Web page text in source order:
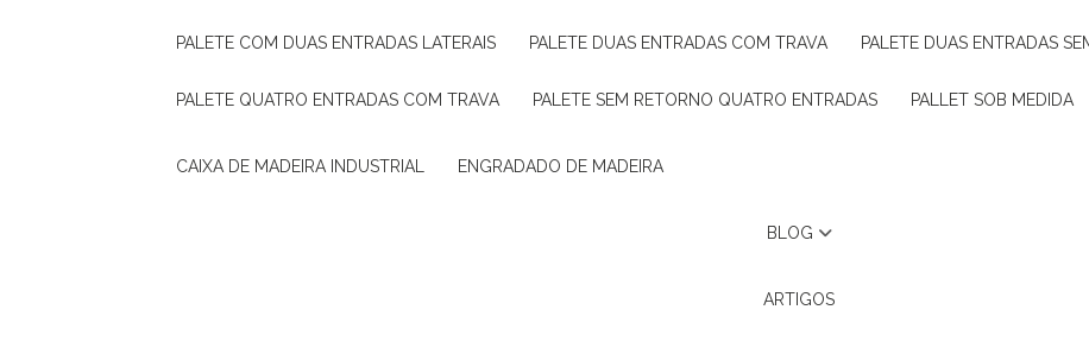
PALETE COM DUAS ENTRADAS LATERAIS PALETE DUAS ENTRADAS COM TRAVA PALETE DUAS ENTRADAS
PALETE QUATRO ENTRADAS COM TRAVA PALETE SEM RETORNO QUATRO ENTRADAS PALLET SOB MEDIDA
CAIXA DE MADEIRA INDUSTRIAL ENGRADADO DE MADEIRA
BLOG
ARTIGOS